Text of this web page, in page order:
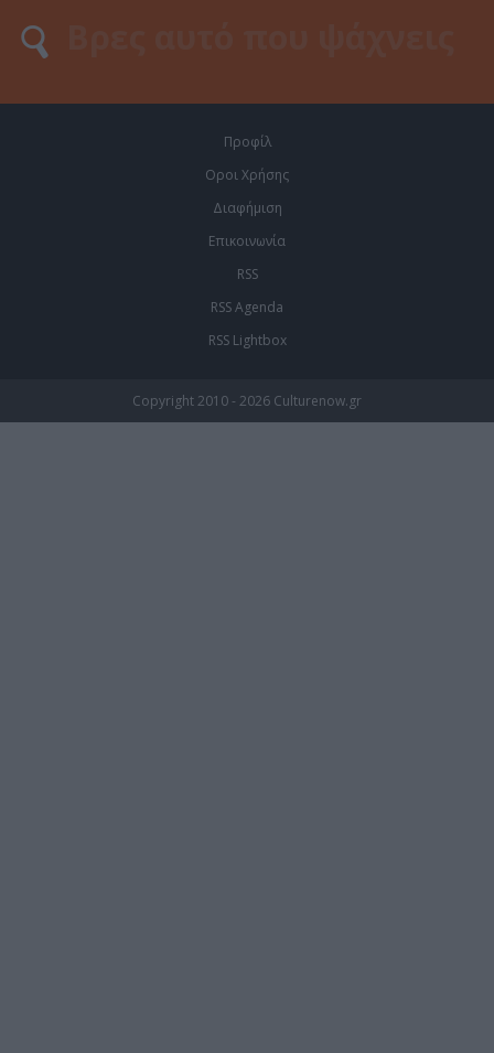
Προφίλ
Οροι Χρήσης
Διαφήμιση
Επικοινωνία
RSS
RSS Agenda
RSS Lightbox
Copyright 2010 - 2026 Culturenow.gr